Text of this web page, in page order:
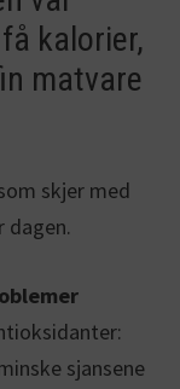
kalorier,
matvare
skjer med
dagen.
sjansene